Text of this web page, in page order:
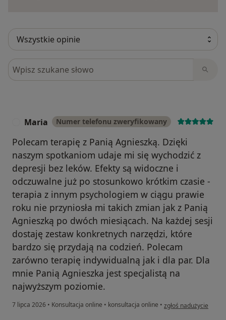
Szukaj w opiniach
Maria Numer telefonu zweryfikowany
Polecam terapię z Panią Agnieszką. Dzięki
naszym spotkaniom udaje mi się wychodzić z
depresji bez leków. Efekty są widoczne i
odczuwalne już po stosunkowo krótkim czasie -
terapia z innym psychologiem w ciągu prawie
roku nie przyniosła mi takich zmian jak z Panią
Agnieszką po dwóch miesiącach. Na każdej sesji
dostaję zestaw konkretnych narzędzi, które
bardzo się przydają na codzień. Polecam
zarówno terapię indywidualną jak i dla par. Dla
mnie Panią Agnieszka jest specjalistą na
najwyższym poziomie.
7 lipca 2026 • Konsultacja online • konsultacja online • w opinii użytkownika
zgłoś nadużycie